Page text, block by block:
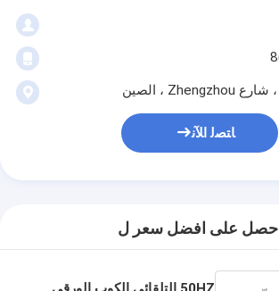
ﺎﺘﺼﻟ ﺍﻶﻧ
احصل على افضل سعر ل